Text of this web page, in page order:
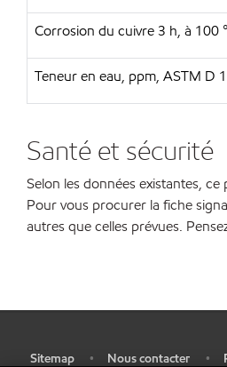
Corrosion du cuivre 3 h, à 100
Teneur en eau, ppm, ASTM D
Santé et sécurité
Selon les données existantes,
Pour vous procurer la fiche
autres que celles prévues.
Sitemap • Nous contacter •